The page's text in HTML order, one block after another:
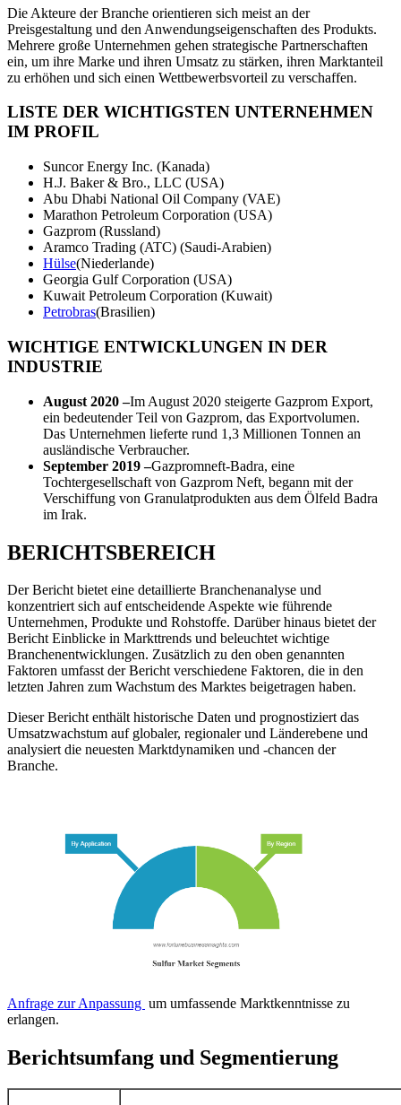
Die Akteure der Branche orientieren sich meist an der
Preisgestaltung und den Anwendungseigenschaften des Produkts.
Mehrere große Unternehmen gehen strategische Partnerschaften
ein, um ihre Marke und ihren Umsatz zu stärken, ihren Marktanteil
zu erhöhen und sich einen Wettbewerbsvorteil zu verschaffen.
LISTE DER WICHTIGSTEN UNTERNEHMEN
IM PROFIL
Suncor Energy Inc. (Kanada)
H.J. Baker & Bro., LLC (USA)
Abu Dhabi National Oil Company (VAE)
Marathon Petroleum Corporation (USA)
Gazprom (Russland)
Aramco Trading (ATC) (Saudi-Arabien)
Hülse(Niederlande)
Georgia Gulf Corporation (USA)
Kuwait Petroleum Corporation (Kuwait)
Petrobras(Brasilien)
WICHTIGE ENTWICKLUNGEN IN DER
INDUSTRIE
August 2020 –Im August 2020 steigerte Gazprom Export,
ein bedeutender Teil von Gazprom, das Exportvolumen.
Das Unternehmen lieferte rund 1,3 Millionen Tonnen an
ausländische Verbraucher.
September 2019 –Gazpromneft-Badra, eine
Tochtergesellschaft von Gazprom Neft, begann mit der
Verschiffung von Granulatprodukten aus dem Ölfeld Badra
im Irak.
BERICHTSBEREICH
Der Bericht bietet eine detaillierte Branchenanalyse und
konzentriert sich auf entscheidende Aspekte wie führende
Unternehmen, Produkte und Rohstoffe. Darüber hinaus bietet der
Bericht Einblicke in Markttrends und beleuchtet wichtige
Branchenentwicklungen. Zusätzlich zu den oben genannten
Faktoren umfasst der Bericht verschiedene Faktoren, die in den
letzten Jahren zum Wachstum des Marktes beigetragen haben.
Dieser Bericht enthält historische Daten und prognostiziert das
Umsatzwachstum auf globaler, regionaler und Länderebene und
analysiert die neuesten Marktdynamiken und -chancen der
Branche.
Anfrage zur Anpassung um umfassende Marktkenntnisse zu
erlangen.
Berichtsumfang und Segmentierung